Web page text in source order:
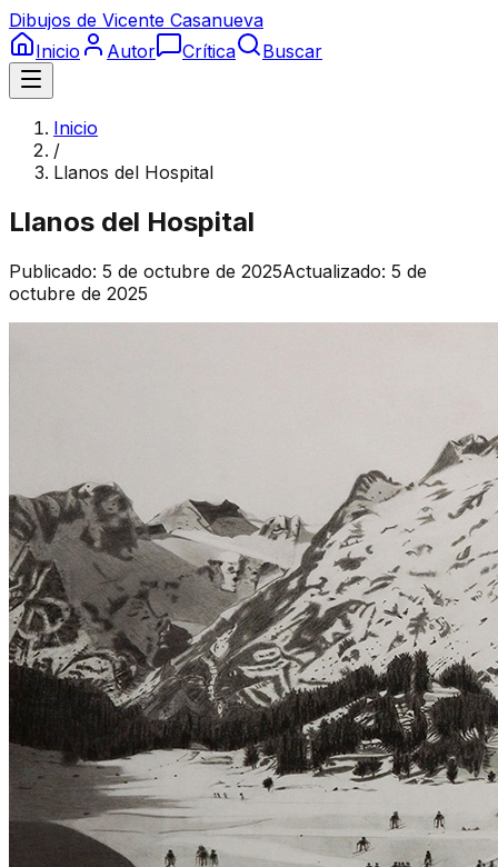
Dibujos de Vicente Casanueva
Inicio
Autor Crítica Buscar
Inicio
/
Llanos del Hospital
Llanos del Hospital
Publicado: 5 de octubre de 2025Actualizado: 5 de
octubre de 2025